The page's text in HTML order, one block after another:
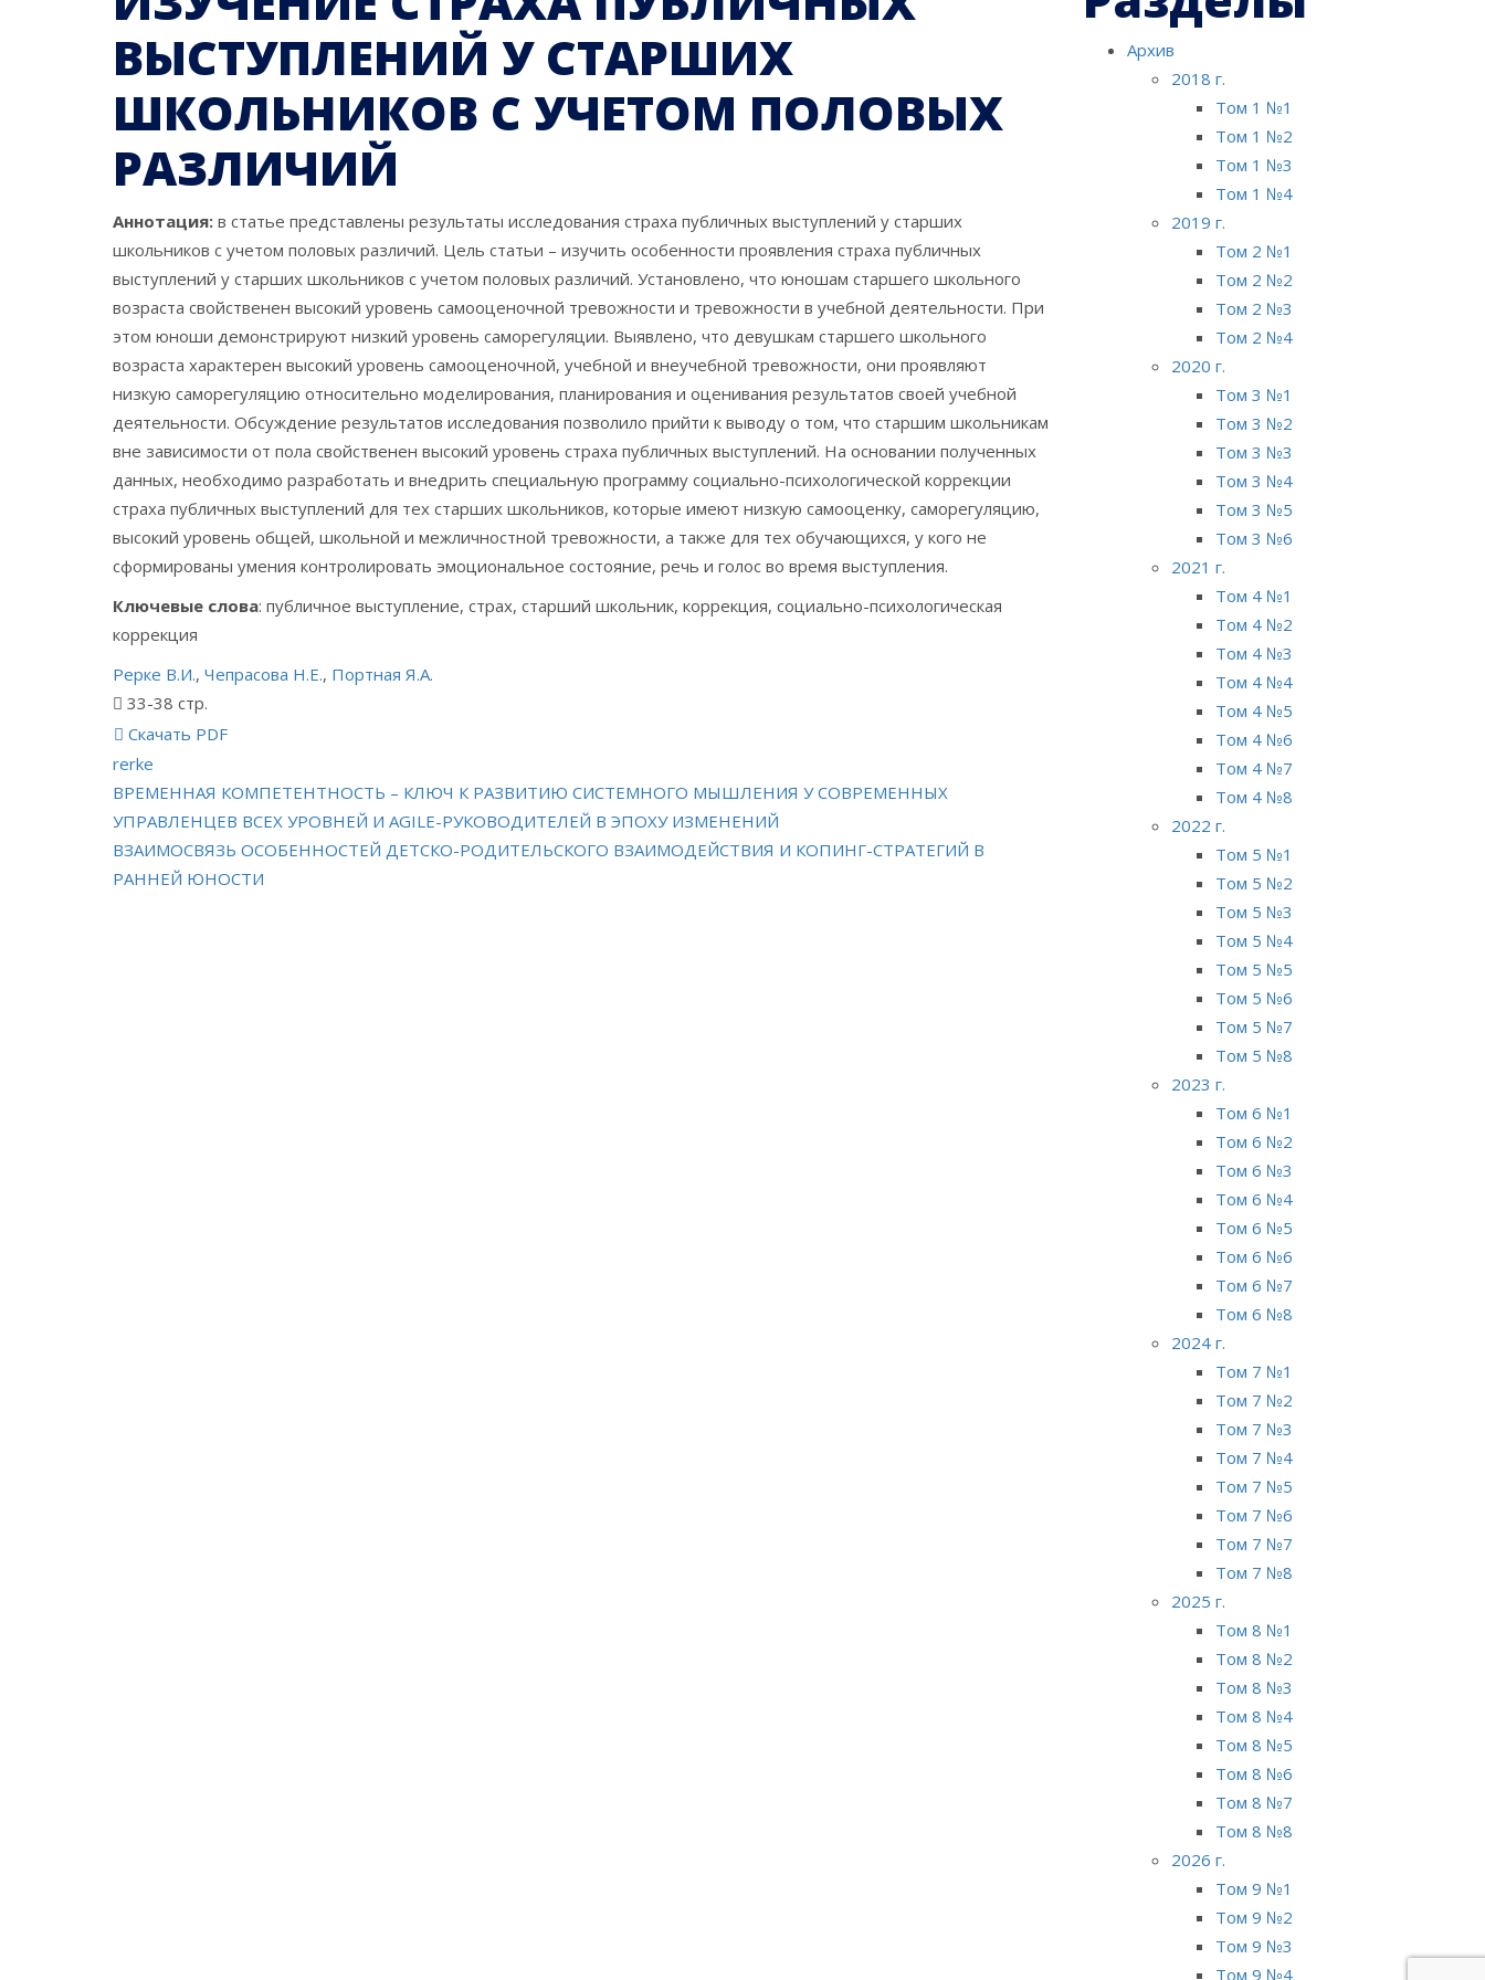
ВЫСТУПЛЕНИЙ У СТАРШИХ
ШКОЛЬНИКОВ С УЧЕТОМ ПОЛОВЫХ
РАЗЛИЧИЙ
Аннотация: в статье представлены результаты исследования страха публичных выступлений у старших
школьников с учетом половых различий. Цель статьи – изучить особенности проявления страха публичных
выступлений у старших школьников с учетом половых различий. Установлено, что юношам старшего школьного
возраста свойственен высокий уровень самооценочной тревожности и тревожности в учебной деятельности. При
этом юноши демонстрируют низкий уровень саморегуляции. Выявлено, что девушкам старшего школьного
возраста характерен высокий уровень самооценочной, учебной и внеучебной тревожности, они проявляют
низкую саморегуляцию относительно моделирования, планирования и оценивания результатов своей учебной
деятельности. Обсуждение результатов исследования позволило прийти к выводу о том, что старшим школьникам
вне зависимости от пола свойственен высокий уровень страха публичных выступлений. На основании полученных
данных, необходимо разработать и внедрить специальную программу социально-психологической коррекции
страха публичных выступлений для тех старших школьников, которые имеют низкую самооценку, саморегуляцию,
высокий уровень общей, школьной и межличностной тревожности, а также для тех обучающихся, у кого не
сформированы умения контролировать эмоциональное состояние, речь и голос во время выступления.
Ключевые слова: публичное выступление, страх, старший школьник, коррекция, социально-психологическая
коррекция
Рерке В.И., Чепрасова Н.Е., Портная Я.А.
33-38 стр.
Скачать PDF
rerke
Навигация
по
записям
ВРЕМЕННАЯ КОМПЕТЕНТНОСТЬ – КЛЮЧ К РАЗВИТИЮ СИСТЕМНОГО МЫШЛЕНИЯ У СОВРЕМЕННЫХ
УПРАВЛЕНЦЕВ ВСЕХ УРОВНЕЙ И AGILE-РУКОВОДИТЕЛЕЙ В ЭПОХУ ИЗМЕНЕНИЙ
ВЗАИМОСВЯЗЬ ОСОБЕННОСТЕЙ ДЕТСКО-РОДИТЕЛЬСКОГО ВЗАИМОДЕЙСТВИЯ И КОПИНГ-СТРАТЕГИЙ В
РАННЕЙ ЮНОСТИ
Архив
2018 г.
Том 1 №1
Том 1 №2
Том 1 №3
Том 1 №4
2019 г.
Том 2 №1
Том 2 №2
Том 2 №3
Том 2 №4
2020 г.
Том 3 №1
Том 3 №2
Том 3 №3
Том 3 №4
Том 3 №5
Том 3 №6
2021 г.
Том 4 №1
Том 4 №2
Том 4 №3
Том 4 №4
Том 4 №5
Том 4 №6
Том 4 №7
Том 4 №8
2022 г.
Том 5 №1
Том 5 №2
Том 5 №3
Том 5 №4
Том 5 №5
Том 5 №6
Том 5 №7
Том 5 №8
2023 г.
Том 6 №1
Том 6 №2
Том 6 №3
Том 6 №4
Том 6 №5
Том 6 №6
Том 6 №7
Том 6 №8
2024 г.
Том 7 №1
Том 7 №2
Том 7 №3
Том 7 №4
Том 7 №5
Том 7 №6
Том 7 №7
Том 7 №8
2025 г.
Том 8 №1
Том 8 №2
Том 8 №3
Том 8 №4
Том 8 №5
Том 8 №6
Том 8 №7
Том 8 №8
2026 г.
Том 9 №1
Том 9 №2
Том 9 №3
Том 9 №4